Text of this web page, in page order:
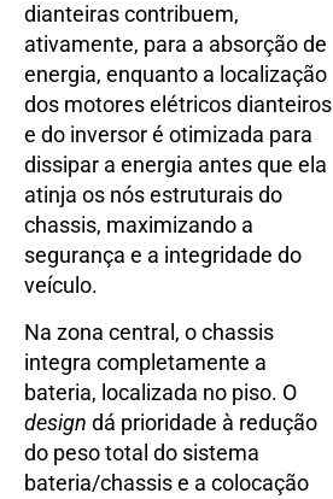
dianteiras contribuem,
ativamente, para a absorção de
energia, enquanto a localização
dos motores elétricos dianteiros
e do inversor é otimizada para
dissipar a energia antes que ela
atinja os nós estruturais do
chassis, maximizando a
segurança e a integridade do
veículo.
Na zona central, o chassis
integra completamente a
bateria, localizada no piso. O
design dá prioridade à redução
do peso total do sistema
bateria/chassis e a colocação